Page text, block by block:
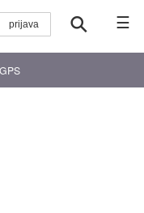
☰